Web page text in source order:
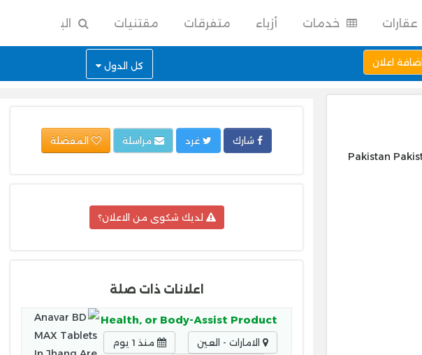
عقارات خدمات أزياء متفرقات مقتنيات البحث
اضافة اعلان كل الدول
شارك غرد
لديك شكوى من الاعلان؟
اعلانات ذات صلة
as a Power, Health, or Body-Assist Product.
الامارات - العين
منذ 1 يوم